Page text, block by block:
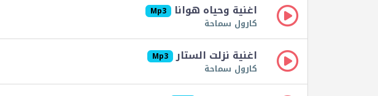
اغنية وحياه هوانا Mp3
كارول سماحة
اغنية نزلت الستار Mp3
كارول سماحة